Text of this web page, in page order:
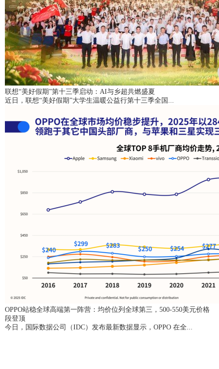
联想“美好假期”第十三季启动：AI与乡超共燃盛夏
近日，联想“美好假期”大学生温暖公益行第十三季全国...
OPPO站稳全球高端第一阵营：均价位列全球第三，500-550美元价格
段登顶
今日，国际数据公司（IDC）发布最新数据显示，OPPO 在全...